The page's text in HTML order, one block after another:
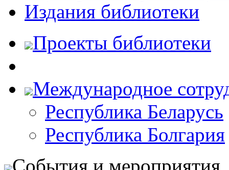
Издания библиотеки
Проекты библиотеки
Международное
Республика Беларусь
Республика Болгария